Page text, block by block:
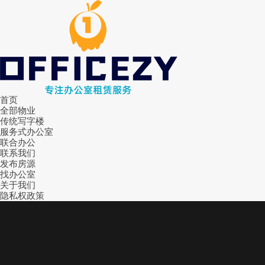
首页
全部物业
传统写字楼
服务式办公室
联合办公
联系我们
发布房源
找办公室
关于我们
隐私权政策